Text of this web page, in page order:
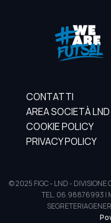
CONTATTI
AREA SOCIETÀ LND
COOKIE POLICY
PRIVACY POLICY
© 2025 FIGC - LND - DIVISIONE
TEL. 06.98876993 |